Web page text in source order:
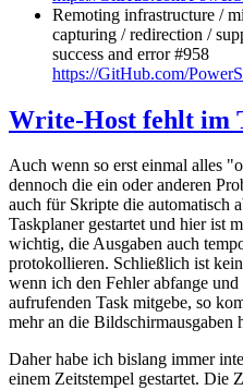
Remoting infrastructure /
capturing / redirection /
success and error #958
https://GitHub.com/
Write-Host fehlt im
Auch wenn so erst einmal alles
dennoch die ein oder anderen
auch für Skripte die automatisch
Taskplaner gestartet und hier ist
wichtig, die Ausgaben auch
protokollieren. Schließlich ist
wenn ich den Fehler abfange
aufrufenden Task mitgebe, so
mehr an die Bildschirmausgaben
Daher habe ich bislang immer
einem Zeitstempel gestartet. Die